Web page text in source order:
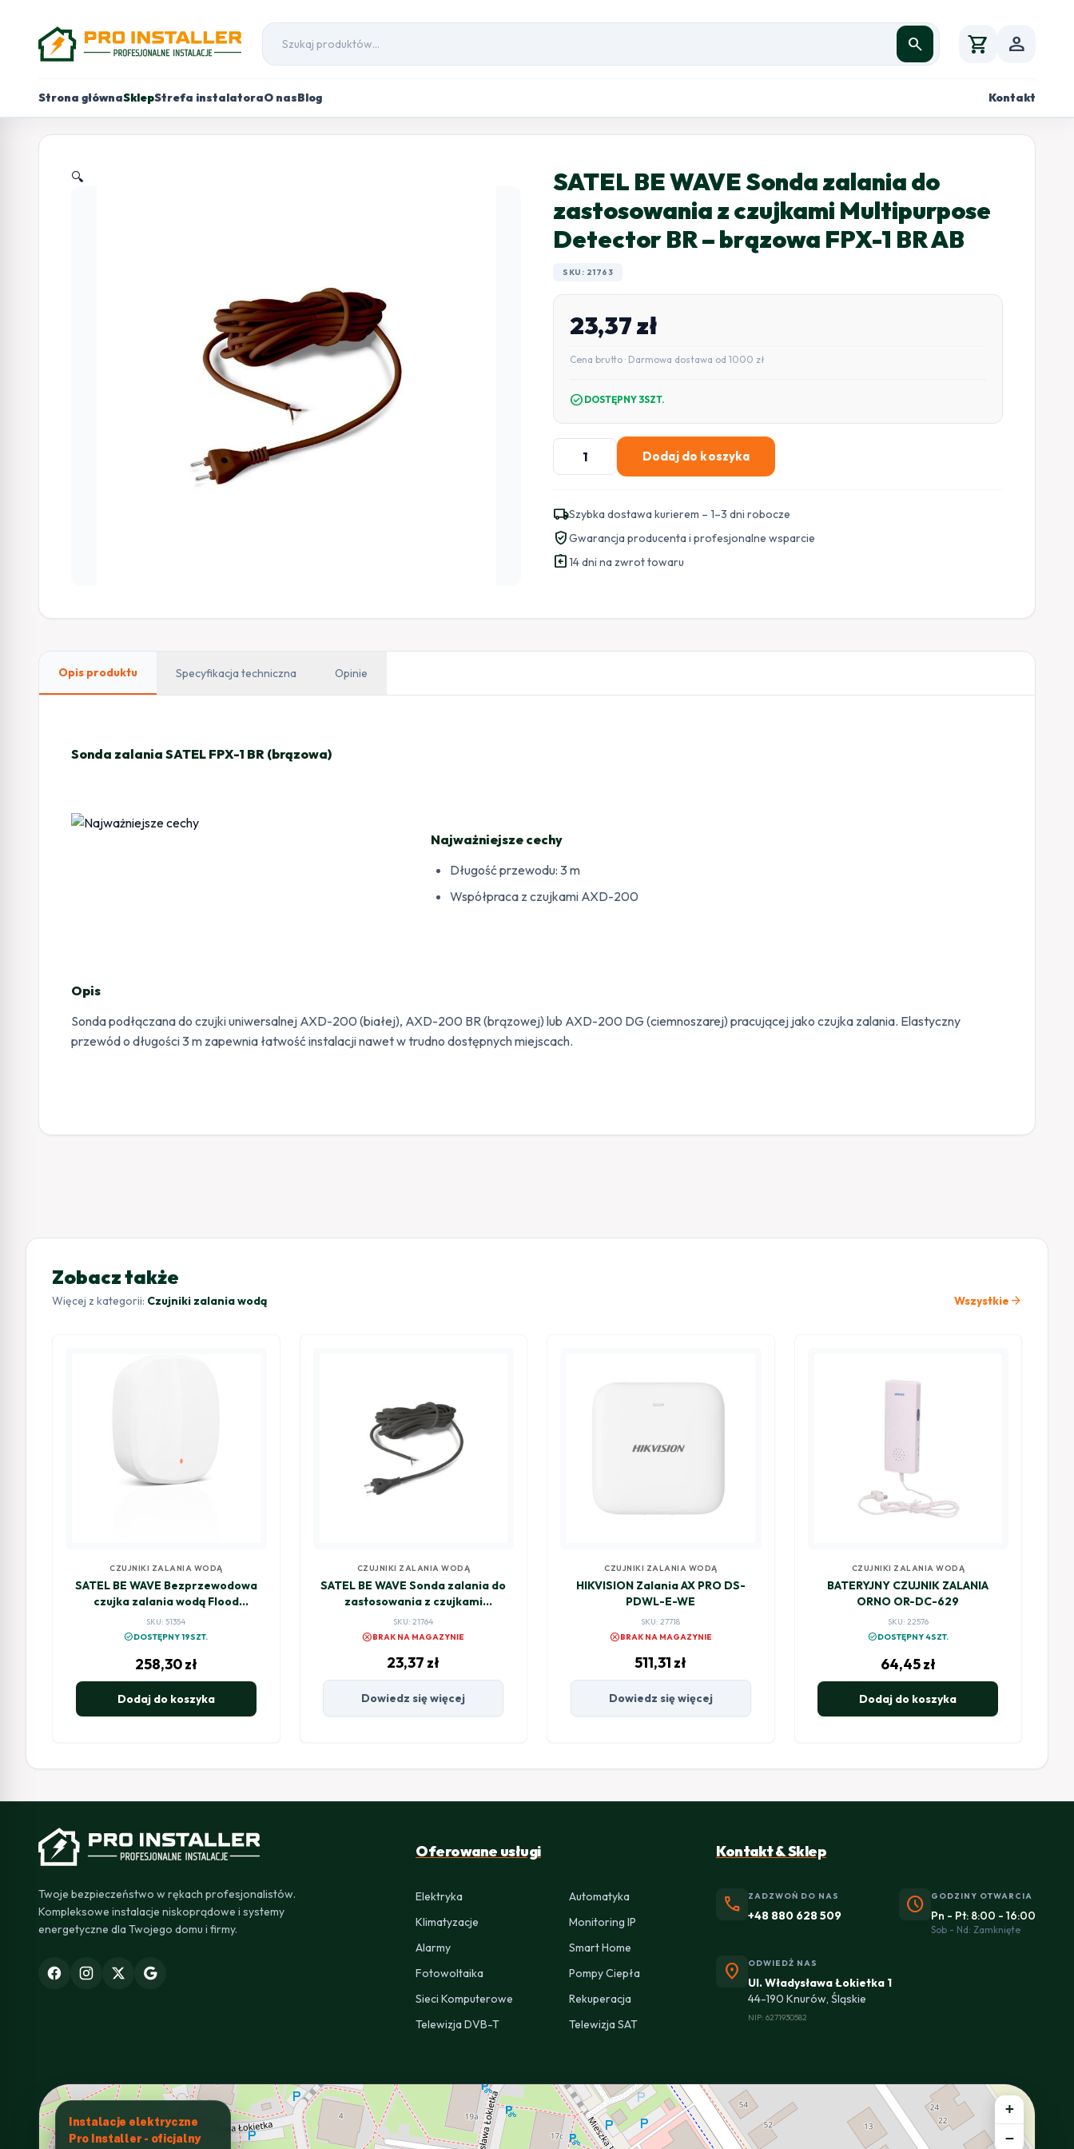
search shopping_cart person
Strona głównaSklepStrefa instalatoraO nasBlog Kontakt
🔍
SATEL BE WAVE Sonda zalania do
zastosowania z czujkami Multipurpose
Detector BR – brązowa FPX-1 BR AB
SKU: 21763
23,37zł
Cena brutto · Darmowa dostawa od 1000 zł
check_circle DOSTĘPNY 3SZT.
ilość
SATEL
WAVE
Sonda
zalania
do
czujkami
-
Dodaj do koszyka
local_shippingSzybka dostawa kurierem – 1–3 dni robocze
verified_userGwarancja producenta i profesjonalne wsparcie
assignment_return14 dni na zwrot towaru
Opis produktu Specyfikacja techniczna Opinie
Sonda zalania SATEL FPX-1 BR (brązowa)
Najważniejsze cechy
Długość przewodu: 3 m
Współpraca z czujkami AXD-200
Opis
Sonda podłączana do czujki uniwersalnej AXD-200 (białej), AXD-200 BR (brązowej) lub AXD-200 DG (ciemnoszarej) pracującej jako czujka zalania. Elastyczny
przewód o długości 3 m zapewnia łatwość instalacji nawet w trudno dostępnych miejscach.
Zobacz także
Więcej z kategorii: Czujniki zalania wodą Wszystkie arrow_forward
CZUJNIKI ZALANIA WODĄ
SATEL BE WAVE Bezprzewodowa
czujka zalania wodą Flood
Detector AFD-200 ABAX2
SKU: 51354
check_circleDOSTĘPNY 19SZT.
258,30zł
Dodaj do koszyka
CZUJNIKI ZALANIA WODĄ
SATEL BE WAVE Sonda zalania do
zastosowania z czujkami
Multipurpose Detector DG -
ciemnoszara FPX-1 D
SKU: 21764
cancelBRAK NA MAGAZYNIE
23,37 zł
Dowiedz się więcej
CZUJNIKI ZALANIA WODĄ
HIKVISION Zalania AX PRO DS-
PDWL-E-WE
SKU: 27718
cancelBRAK NA MAGAZYNIE
511,31 zł
Dowiedz się więcej
CZUJNIKI ZALANIA WODĄ
BATERYJNY CZUJNIK ZALANIA
ORNO OR-DC-629
SKU: 22576
check_circleDOSTĘPNY 4SZT.
64,45zł
Dodaj do koszyka
Twoje bezpieczeństwo w rękach profesjonalistów.
Kompleksowe instalacje niskoprądowe i systemy
energetyczne dla Twojego domu i firmy.
Oferowane usługi
Elektryka
Automatyka
Klimatyzacje
Monitoring IP
Alarmy
Smart Home
Fotowoltaika
Pompy Ciepła
Sieci Komputerowe
Rekuperacja
Telewizja DVB-T
Telewizja SAT
Kontakt & Sklep
phone ZADZWOŃ DO NAS
+48 880 628 509 schedule GODZINY OTWARCIA
Pn - Pt: 8:00 - 16:00
Sob - Nd: Zamknięte
location_on ODWIEDŹ NAS
Ul. Władysława Łokietka 1
44-190 Knurów, Śląskie
NIP: 6271930582
Instalacje elektryczne
Pro Installer - oficjalny
+
−